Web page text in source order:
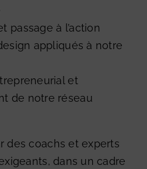
passage à l’action
appliqués à notre
et
de notre réseau
des coachs et experts
dans un cadre